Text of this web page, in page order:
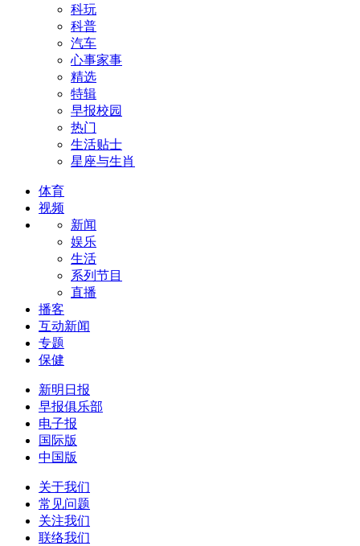
科玩
科普
汽车
心事家事
精选
特辑
早报校园
热门
生活贴士
星座与生肖
体育
视频
新闻
娱乐
生活
系列节目
直播
播客
互动新闻
专题
保健
新明日报
早报俱乐部
电子报
国际版
中国版
关于我们
常见问题
关注我们
联络我们